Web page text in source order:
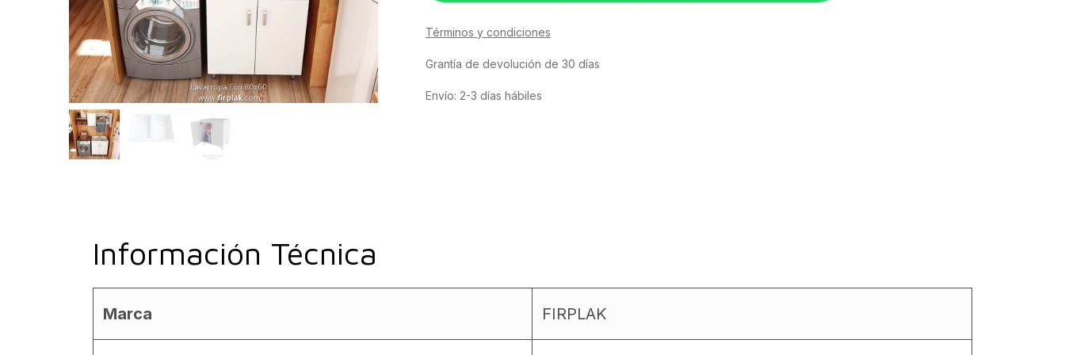
Términos y condiciones
Grantía de devolución de 30 días
Envío: 2-3 días hábiles
Información Técnica
Marca FIRPLAK